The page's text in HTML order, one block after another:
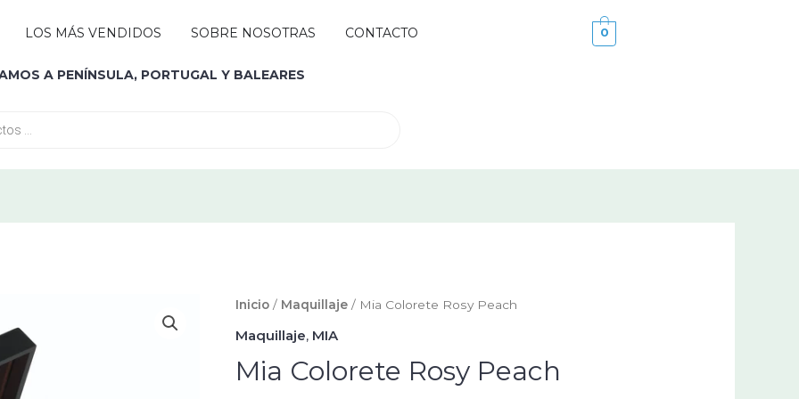
Abrir MARCAS
LOS MÁS VENDIDOS SOBRE NOSOTRAS CONTACTO 0
A PENÍNSULA, PORTUGAL Y BALEARES
Inicio / Maquillaje / Mia Colorete Rosy Peach
Maquillaje, MIA
Mia Colorete Rosy Peach
Mia
Colorete
Peach